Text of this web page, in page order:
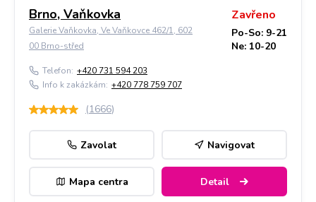
Brno, Vaňkovka
Galerie Vaňkovka, Ve Vaňkovce 462/1, 602
00 Brno-střed
Zavřeno
Po-So: 9-21
Ne: 10-20
Telefon: +420 731 594 203
Info k zakázkám: +420 778 759 707
(1666)
Zavolat Navigovat
Mapa centra Detail